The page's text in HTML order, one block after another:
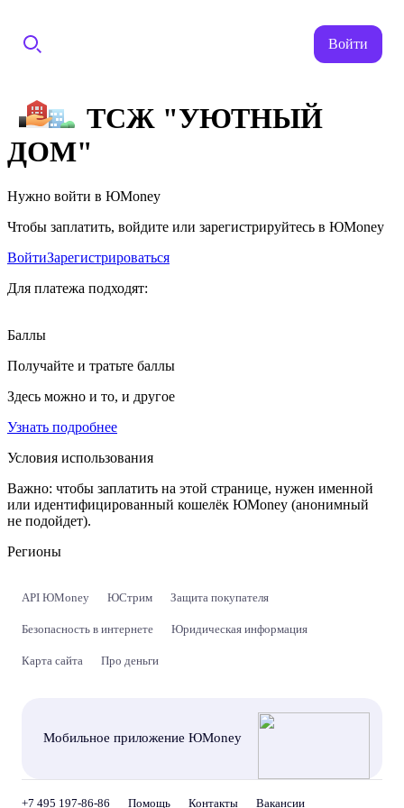
Войти
ТСЖ "УЮТНЫЙ
ДОМ"
Нужно войти в ЮMoney
Чтобы заплатить, войдите или зарегистрируйтесь в ЮMoney
ВойтиЗарегистрироваться
Для платежа подходят:
Баллы
Получайте и тратьте баллы
Здесь можно и то, и другое
Узнать подробнее
Условия использования
Важно: чтобы заплатить на этой странице, нужен именной
или идентифицированный кошелёк ЮMoney (анонимный
не подойдет).
Регионы
API ЮMoney ЮСтрим Защита покупателя
Безопасность в интернете Юридическая информация
Карта сайта Про деньги
Мобильное приложение ЮMoney
+7 495 197-86-86 Помощь Контакты Вакансии